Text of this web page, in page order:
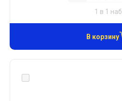
1 в 1 наб
В корзину